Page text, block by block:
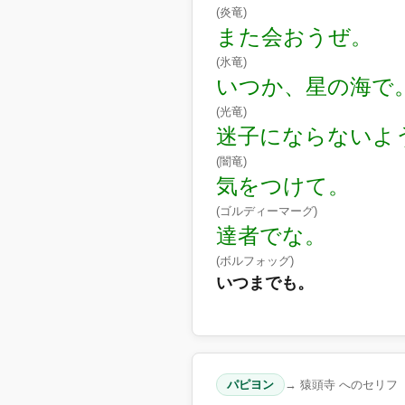
(炎竜)
また会おうぜ。
(氷竜)
いつか、星の海で。
(光竜)
迷子にならないよ
(闇竜)
気をつけて。
(ゴルディーマーグ)
達者でな。
(ボルフォッグ)
いつまでも。
パピヨン → 猿頭寺 へのセリフ